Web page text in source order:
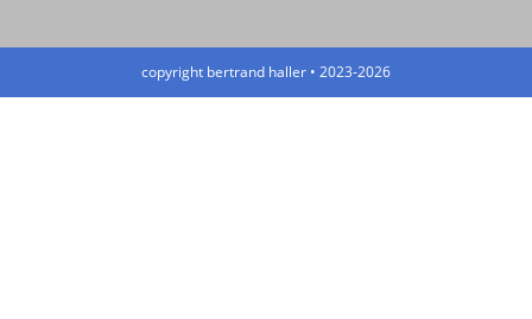
copyright bertrand haller • 2023-2026